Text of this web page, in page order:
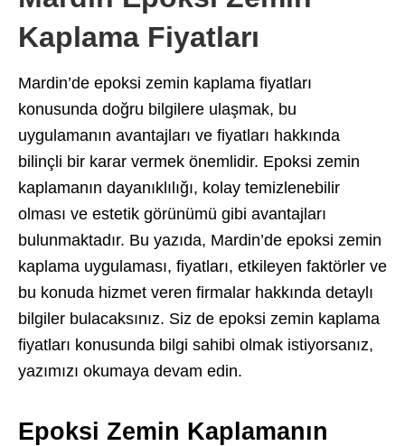
Kaplama Fiyatları
Mardin’de epoksi zemin kaplama fiyatları
konusunda doğru bilgilere ulaşmak, bu
uygulamanın avantajları ve fiyatları hakkında
bilinçli bir karar vermek önemlidir. Epoksi zemin
kaplamanın dayanıklılığı, kolay temizlenebilir
olması ve estetik görünümü gibi avantajları
bulunmaktadır. Bu yazıda, Mardin’de epoksi zemin
kaplama uygulaması, fiyatları, etkileyen faktörler ve
bu konuda hizmet veren firmalar hakkında detaylı
bilgiler bulacaksınız. Siz de epoksi zemin kaplama
fiyatları konusunda bilgi sahibi olmak istiyorsanız,
yazımızı okumaya devam edin.
Epoksi Zemin Kaplamanın